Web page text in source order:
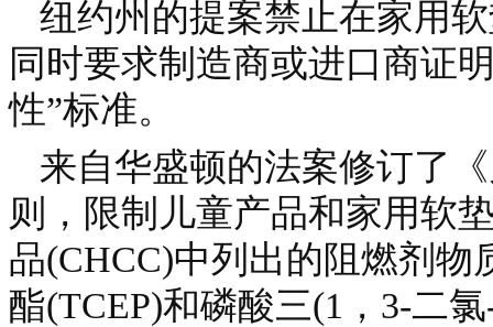
纽约州的提案禁止在家用
同时要求制造商或进口商证
性”标准。
来自华盛顿的法案修订了
则，限制儿童产品和家用软
品(CHCC)中列出的阻燃剂
酯(TCEP)和磷酸三(1，3-二